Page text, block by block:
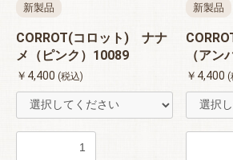
新製品
CORROT(コロット) ナナ
メ（ピンク）10089
￥4,400 (税込)
新製品
（アン
￥4,400 (